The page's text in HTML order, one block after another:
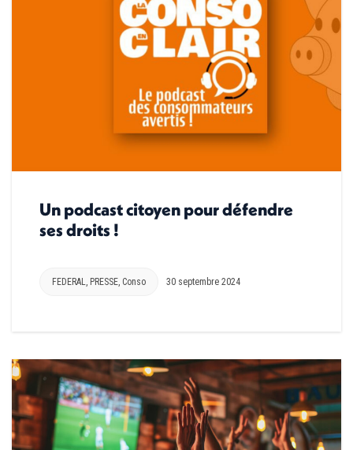
Un podcast citoyen pour défendre
ses droits !
FEDERAL PRESSE Conso 30 septembre 2024